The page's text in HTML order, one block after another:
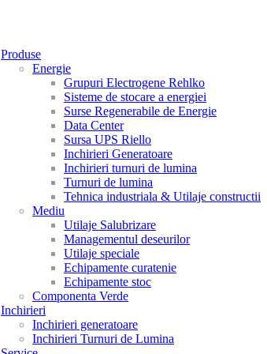
Produse
Energie
Grupuri Electrogene Rehlko
Sisteme de stocare a energiei
Surse Regenerabile de Energie
Data Center
Sursa UPS Riello
Inchirieri Generatoare
Inchirieri turnuri de lumina
Turnuri de lumina
Tehnica industriala & Utilaje constructii
Mediu
Utilaje Salubrizare
Managementul deseurilor
Utilaje speciale
Echipamente curatenie
Echipamente stoc
Componenta Verde
Inchirieri
Inchirieri generatoare
Inchirieri Turnuri de Lumina